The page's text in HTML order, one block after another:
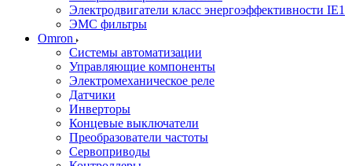
Электродвигатели класс энергоэффективности IE1
ЭМС фильтры
Omron
Системы автоматизации
Управляющие компоненты
Электромеханическое реле
Датчики
Инверторы
Концевые выключатели
Преобразователи частоты
Сервоприводы